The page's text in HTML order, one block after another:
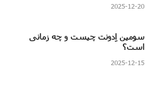
2025-12-20
سومین اِدونت چیست و چه زمانی
است؟
2025-12-15